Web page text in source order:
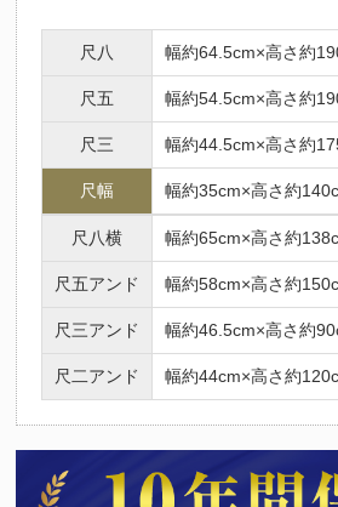
尺八 幅約64.5cm×高さ約
尺五 幅約54.5cm×高さ約
尺三 幅約44.5cm×高さ約
尺幅 幅約35cm×高さ約
尺八横 幅約65cm×高さ約
尺五アンド 幅約58cm×高さ約
尺三アンド 幅約46.5cm×高さ約
尺二アンド 幅約44cm×高さ約